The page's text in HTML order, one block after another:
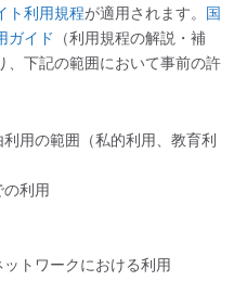
ト利用規程が適用されます。 国
ガイド （利用規程の解説・補
下記の範囲において事前の許
用の範囲（私的利用、教育利
利用
トワークにおける利用